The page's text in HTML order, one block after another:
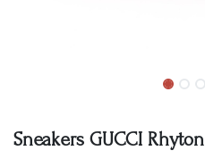
Sneakers GUCCI Rhyton